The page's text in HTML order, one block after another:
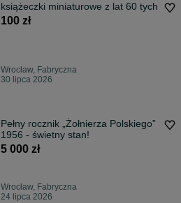
książeczki miniaturowe z lat 60 tych
100 zł
Wrocław, Fabryczna
30 lipca 2026
Pełny rocznik „Żołnierza Polskiego”
1956 - świetny stan!
5 000 zł
Wrocław, Fabryczna
24 lipca 2026